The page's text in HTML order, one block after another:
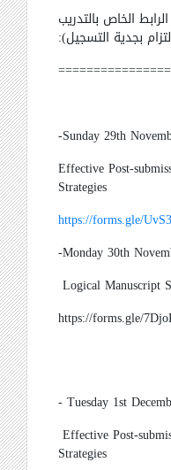
الخاص بالتدريب
بجدية التسجيل):
-Sunday 29th
Effective Post-
Strategies
https://forms.gle/
-Monday 30th
Logical Manuscript
https://forms.gle/
-Tuesday 1st
Effective Post-
Strategies